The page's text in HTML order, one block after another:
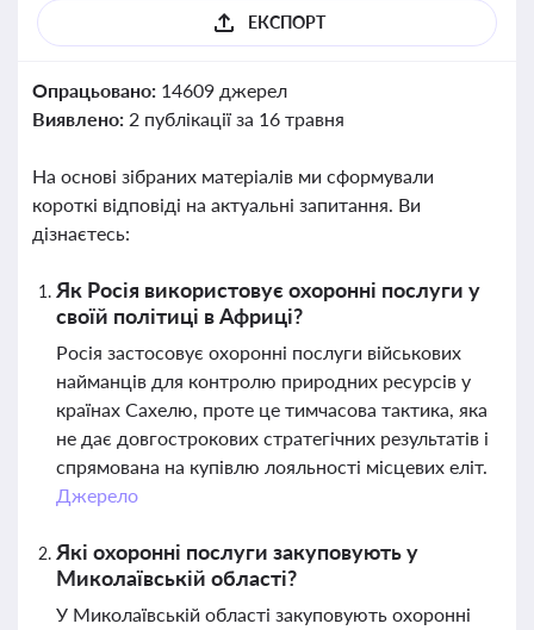
ЕКСПОРТ
Опрацьовано: 14609 джерел
Виявлено: 2 публікації за 16 травня
На основі зібраних матеріалів ми сформували
короткі відповіді на актуальні запитання. Ви
дізнаєтесь:
Як Росія використовує охоронні послуги у
своїй політиці в Африці?
Росія застосовує охоронні послуги військових
найманців для контролю природних ресурсів у
країнах Сахелю, проте це тимчасова тактика, яка
не дає довгострокових стратегічних результатів і
спрямована на купівлю лояльності місцевих еліт.
Джерело
Які охоронні послуги закуповують у
Миколаївській області?
У Миколаївській області закуповують охоронні